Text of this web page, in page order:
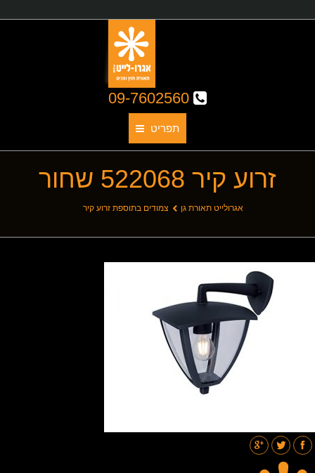
תפריט
תאורת גן
אודותינו
תאורת חוץ
תאורת פנים
תאורת רחובות
בלוג
גלריות
זרוע קיר 522068 שחור
אגרולייט תאורת גן צמודים בתוספת זרוע קיר